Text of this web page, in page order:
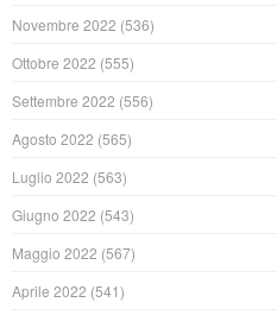
Novembre 2022 (536)
Ottobre 2022 (555)
Settembre 2022 (556)
Agosto 2022 (565)
Luglio 2022 (563)
Giugno 2022 (543)
Maggio 2022 (567)
Aprile 2022 (541)